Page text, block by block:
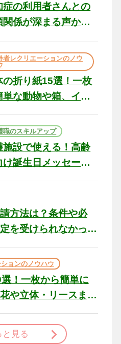
症の利用者さんとの
関係が深まる声かけ
場から（22）
者レクリエーションのノウ
の折り紙15選！一枚
単な動物や箱、イン
アになる作品まで
職のスキルアップ
施設で使える！高齢
け誕生日メッセージ
文と書き方のポイン
方法は？条件や必
を受けられなかっ
ョンのノウハウ
！一枚から簡単に
や立体・リースま
と見る